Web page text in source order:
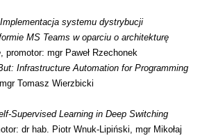
Implementacja systemu dystrybucji
MS Teams w oparciu o architekturę
, promotor: mgr Paweł Rzechonek
Infrastructure Automation for Programming
mgr Tomasz Wierzbicki
Supervised Learning in Deep Switching
dr hab. Piotr Wnuk-Lipiński, mgr Mikołaj